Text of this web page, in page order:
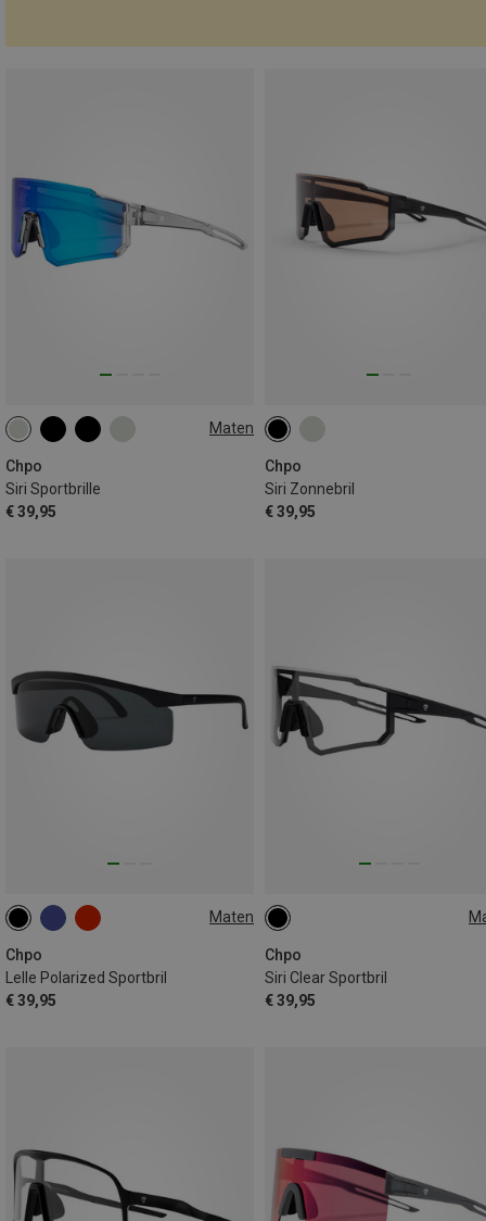
Maten
Chpo
Siri Sportbrille
€ 39,95
L
Chpo
Siri Zonnebril
€ 39,95
Maten
Chpo
Lelle Polarized Sportbril
€ 39,95
S
Chpo
Siri Clear Sportbril
€ 39,95
L